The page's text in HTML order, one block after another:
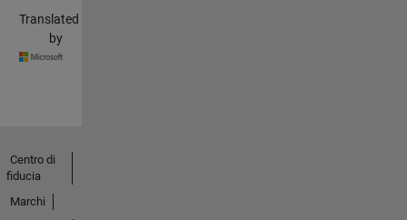
Translated
by
Centro di
fiducia
Marchi